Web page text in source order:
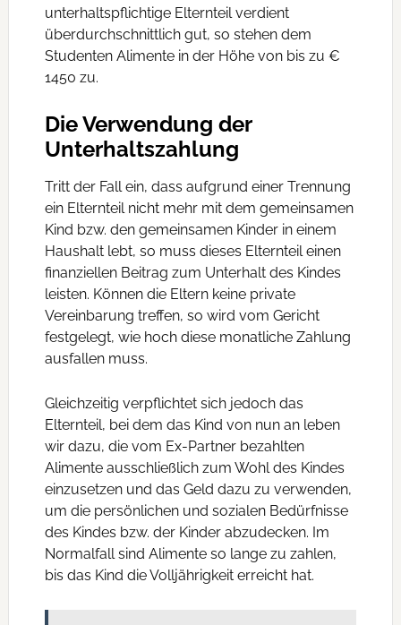
unterhaltspflichtige Elternteil verdient
überdurchschnittlich gut, so stehen dem
Studenten Alimente in der Höhe von bis zu €
1450 zu.
Die Verwendung der
Unterhaltszahlung
Tritt der Fall ein, dass aufgrund einer Trennung
ein Elternteil nicht mehr mit dem gemeinsamen
Kind bzw. den gemeinsamen Kinder in einem
Haushalt lebt, so muss dieses Elternteil einen
finanziellen Beitrag zum Unterhalt des Kindes
leisten. Können die Eltern keine private
Vereinbarung treffen, so wird vom Gericht
festgelegt, wie hoch diese monatliche Zahlung
ausfallen muss.
Gleichzeitig verpflichtet sich jedoch das
Elternteil, bei dem das Kind von nun an leben
wir dazu, die vom Ex-Partner bezahlten
Alimente ausschließlich zum Wohl des Kindes
einzusetzen und das Geld dazu zu verwenden,
um die persönlichen und sozialen Bedürfnisse
des Kindes bzw. der Kinder abzudecken. Im
Normalfall sind Alimente so lange zu zahlen,
bis das Kind die Volljährigkeit erreicht hat.